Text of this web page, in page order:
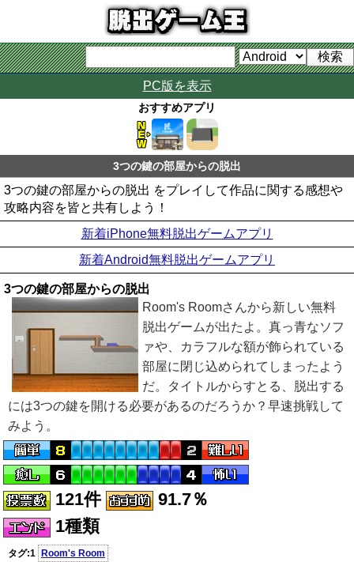
PC版を表示
おすすめアプリ
3つの鍵の部屋からの脱出
3つの鍵の部屋からの脱出 をプレイして作品に関する感想や
攻略内容を皆と共有しよう！
新着iPhone無料脱出ゲームアプリ
新着Android無料脱出ゲームアプリ
3つの鍵の部屋からの脱出
Room's Roomさんから新しい無料
脱出ゲームが出たよ。真っ青なソフ
ァや、カラフルな額が飾られている
部屋に閉じ込められてしまったよう
だ。タイトルからすとる、脱出する
には3つの鍵を開ける必要があるのだろうか？早速挑戦して
みよう。
121件
91.7％
1種類
タグ:1 Room's Room